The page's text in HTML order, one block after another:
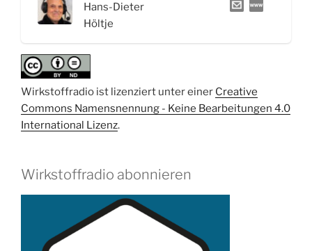
2022“
Hans-Dieter
Höltje
Wirkstoffradio ist lizenziert unter einer Creative
Commons Namensnennung - Keine Bearbeitungen 4.0
International Lizenz.
Wirkstoffradio abonnieren